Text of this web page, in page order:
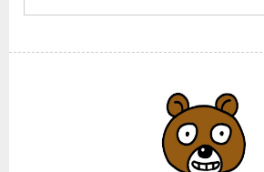
돈을 마련해야 합니다. 그
복잡한 부품으로 완성되
이라도 주는 경우 재수 없
수 있는 확률이 충분합니
아직 보증기간이 지나지
를 방문하여 무상 수리를 ...
실행합니다. 저는 고양이
겠습니다. 이미지는 그냥
동으로 들어갑니다. 이미
누르면서 드래그하면 복